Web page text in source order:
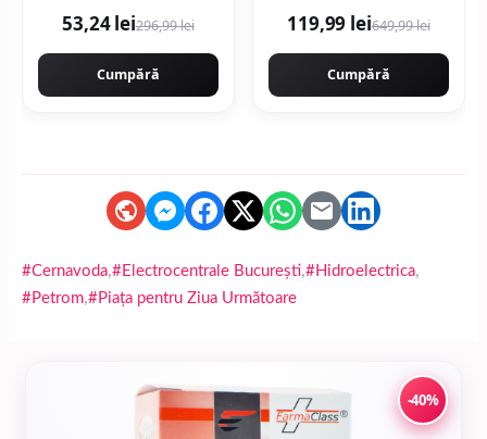
53,24 lei296,99 lei
Cumpără
119,99 lei649,99 lei
Cumpără
#Cernavoda,#Electrocentrale Bucureşti,#Hidroelectrica,
#Petrom,#Piața pentru Ziua Următoare
-40%